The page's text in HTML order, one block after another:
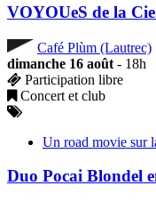
VOYOUeS de la
Café Plùm (Lautrec)
dimanche 16 août - 18h
Participation libre
Concert et club
Un road movie sur
Duo Pocai Blondel